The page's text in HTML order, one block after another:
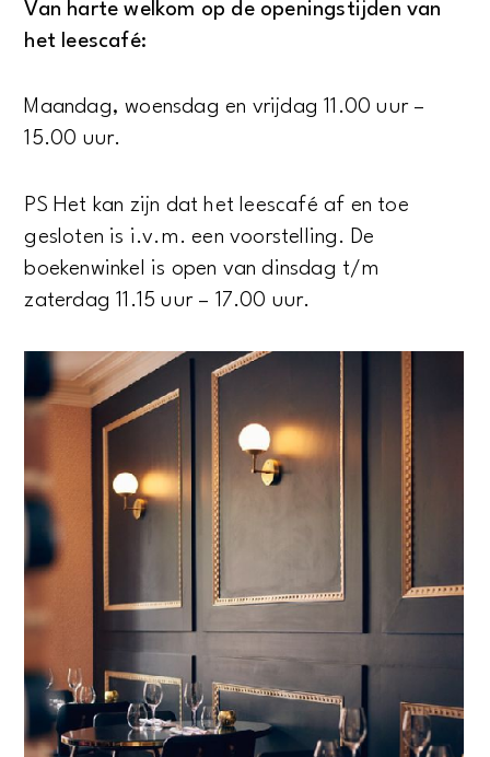
Van harte welkom op de openingstijden van
het leescafé:
Maandag, woensdag en vrijdag 11.00 uur –
15.00 uur.
PS Het kan zijn dat het leescafé af en toe
gesloten is i.v.m. een voorstelling. De
boekenwinkel is open van dinsdag t/m
zaterdag 11.15 uur – 17.00 uur.